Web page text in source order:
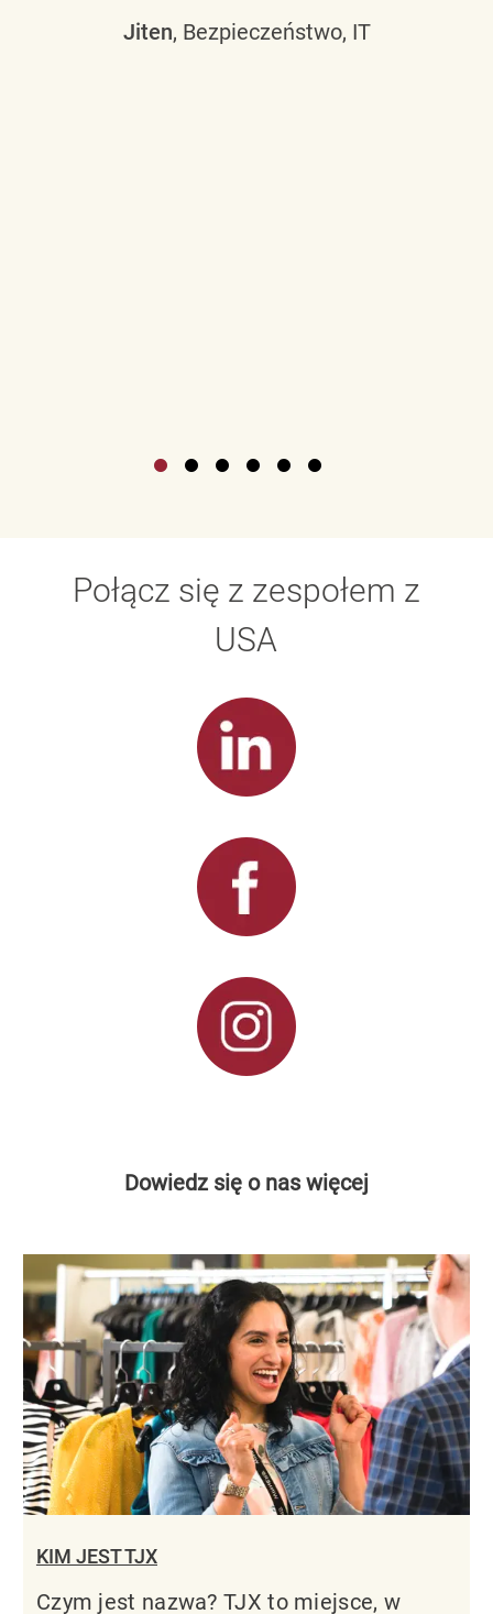
Jiten, Bezpieczeństwo, IT
Połącz się z zespołem z
USA
Dowiedz się o nas więcej
KIM JEST TJX
Czym jest nazwa? TJX to miejsce, w